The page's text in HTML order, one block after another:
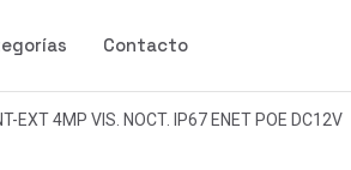
Contacto
EXT 4MP VIS. NOCT. IP67 ENET POE DC12V